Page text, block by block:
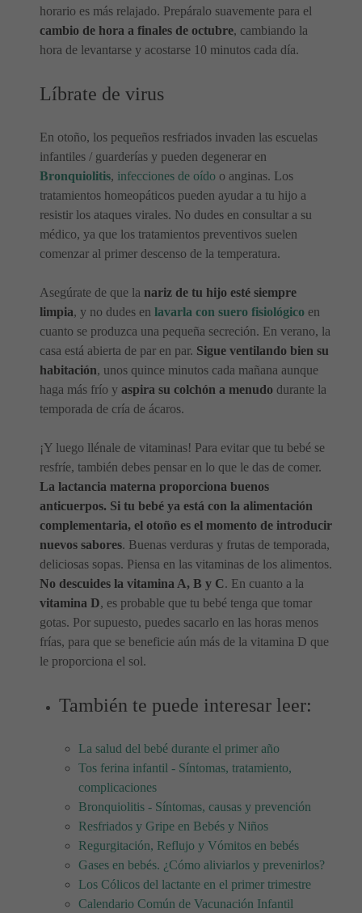
horario es más relajado. Prepáralo suavemente para el
cambio de hora a finales de octubre, cambiando la
hora de levantarse y acostarse 10 minutos cada día.
Líbrate de virus
En otoño, los pequeños resfriados invaden las escuelas
infantiles / guarderías y pueden degenerar en
Bronquiolitis, infecciones de oído o anginas. Los
tratamientos homeopáticos pueden ayudar a tu hijo a
resistir los ataques virales. No dudes en consultar a su
médico, ya que los tratamientos preventivos suelen
comenzar al primer descenso de la temperatura.
Asegúrate de que la nariz de tu hijo esté siempre
limpia, y no dudes en lavarla con suero fisiológico en
cuanto se produzca una pequeña secreción. En verano, la
casa está abierta de par en par. Sigue ventilando bien su
habitación, unos quince minutos cada mañana aunque
haga más frío y aspira su colchón a menudo durante la
temporada de cría de ácaros.
¡Y luego llénale de vitaminas! Para evitar que tu bebé se
resfríe, también debes pensar en lo que le das de comer.
La lactancia materna proporciona buenos
anticuerpos. Si tu bebé ya está con la alimentación
complementaria, el otoño es el momento de introducir
nuevos sabores. Buenas verduras y frutas de temporada,
deliciosas sopas. Piensa en las vitaminas de los alimentos.
No descuides la vitamina A, B y C. En cuanto a la
vitamina D, es probable que tu bebé tenga que tomar
gotas. Por supuesto, puedes sacarlo en las horas menos
frías, para que se beneficie aún más de la vitamina D que
le proporciona el sol.
También te puede interesar leer:
La salud del bebé durante el primer año
Tos ferina infantil - Síntomas, tratamiento,
complicaciones
Bronquiolitis - Síntomas, causas y prevención
Resfriados y Gripe en Bebés y Niños
Regurgitación, Reflujo y Vómitos en bebés
Gases en bebés. ¿Cómo aliviarlos y prevenirlos?
Los Cólicos del lactante en el primer trimestre
Calendario Común de Vacunación Infantil